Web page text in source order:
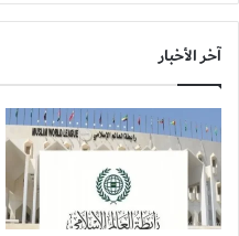
آخر الأخبار